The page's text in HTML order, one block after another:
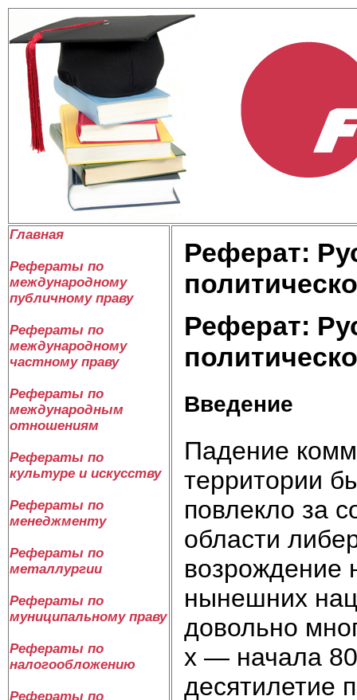
Главная
Рефераты по
международному
публичному праву
Рефераты по
международному
частному праву
Рефераты по
международным
отношениям
Рефераты по
культуре и искусству
Рефераты по
менеджменту
Рефераты по
металлургии
Рефераты по
муниципальному праву
Рефераты по
налогообложению
Рефераты по
Реферат:
Реферат:
Введение
Падение
территории
повлекло за
области
возрождение
нынешних
довольно
х — начала
десятилетие